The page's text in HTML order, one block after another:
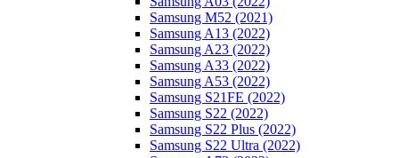
Samsung M52 (2021)
Samsung A13 (2022)
Samsung A23 (2022)
Samsung A33 (2022)
Samsung A53 (2022)
Samsung S21FE (2022)
Samsung S22 (2022)
Samsung S22 Plus (2022)
Samsung S22 Ultra (2022)